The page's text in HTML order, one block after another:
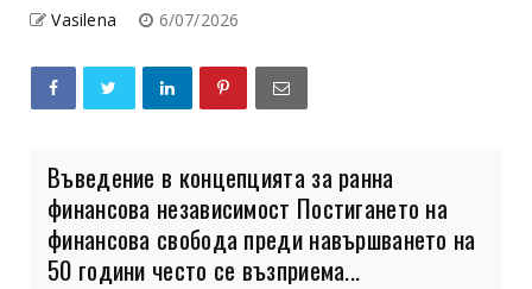
Vasilena 6/07/2026
Въведение в концепцията за ранна
финансова независимост Постигането на
финансова свобода преди навършването на
50 години често се възприема...